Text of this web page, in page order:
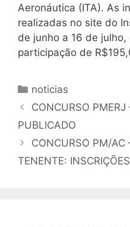
Aeronáutica (ITA). As
realizadas no site do
de junho a 16 de
participação de
Categorias
noticias
CONCURSO
PUBLICADO
CONCURSO PM/AC
TENENTE: